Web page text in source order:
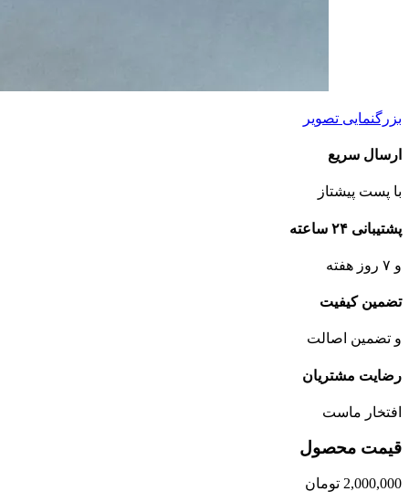
بزرگنمایی تصویر
ارسال سریع
با پست پیشتاز
پشتیبانی ۲۴ ساعته
و ۷ روز هفته
تضمین کیفیت
و تضمین اصالت
رضایت مشتریان
افتخار ماست
قیمت محصول
2,000,000 تومان